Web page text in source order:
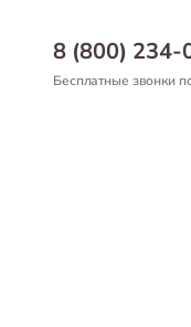
8 (800) 234-
Бесплатные звонки